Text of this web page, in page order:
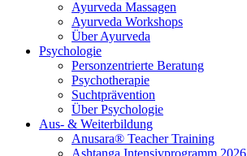
Ayurveda Massagen
Ayurveda Workshops
Über Ayurveda
Psychologie
Personzentrierte Beratung
Psychotherapie
Suchtprävention
Über Psychologie
Aus- & Weiterbildung
Anusara® Teacher Training
Ashtanga Intensivprogramm 2026